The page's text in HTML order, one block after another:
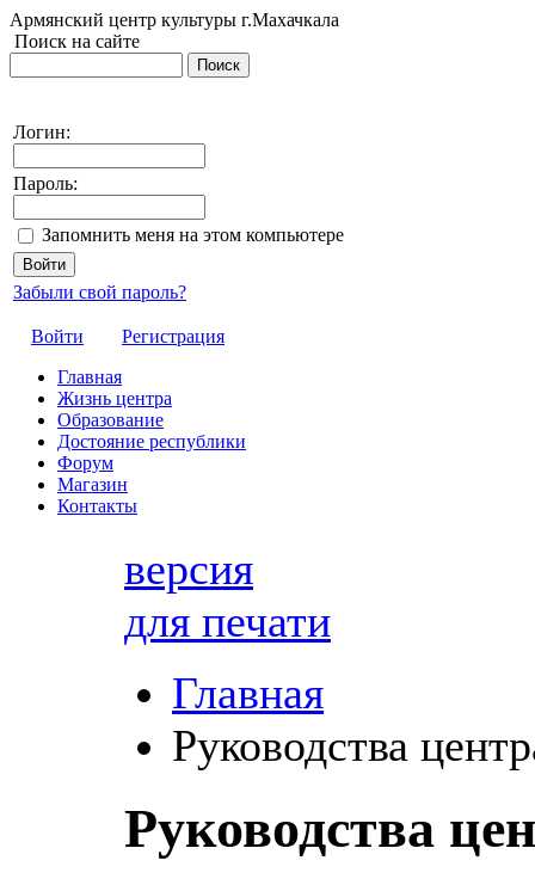
Армянский центр культуры г.Махачкала
Поиск на сайте
Логин:
Пароль:
Запомнить меня на этом компьютере
Забыли свой пароль?
Войти
Регистрация
Главная
Жизнь центра
Образование
Достояние республики
Форум
Магазин
Контакты
версия
для печати
Главная
Руководства
Руководства